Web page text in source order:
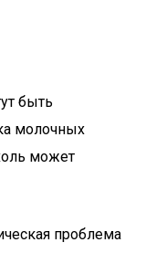
быть
молочных
может
проблема